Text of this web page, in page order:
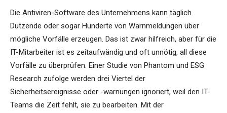
Die Antiviren-Software des Unternehmens kann täglich
Dutzende oder sogar Hunderte von Warnmeldungen über
mögliche Vorfälle erzeugen. Das ist zwar hilfreich, aber für die
IT-Mitarbeiter ist es zeitaufwändig und oft unnötig, all diese
Vorfälle zu überprüfen. Einer Studie von Phantom und ESG
Research zufolge werden drei Viertel der
Sicherheitsereignisse oder -warnungen ignoriert, weil den IT-
Teams die Zeit fehlt, sie zu bearbeiten. Mit der